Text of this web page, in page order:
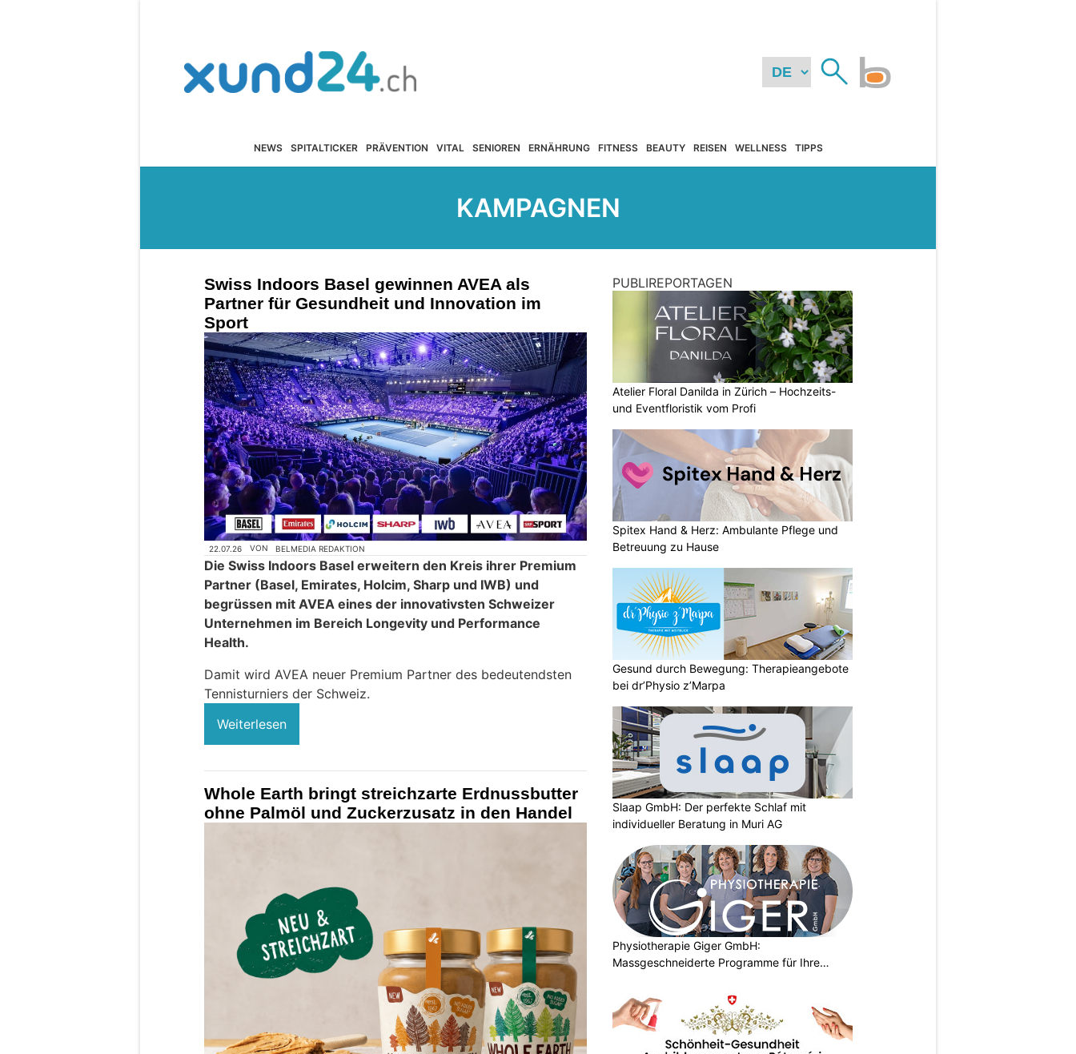
NEWS SPITALTICKER PRÄVENTION VITAL SENIOREN ERNÄHRUNG FITNESS BEAUTY REISEN WELLNESS TIPPS
KAMPAGNEN
Swiss Indoors Basel gewinnen AVEA als
Partner für Gesundheit und Innovation im
Sport
22.07.26 VON BELMEDIA REDAKTION
Die Swiss Indoors Basel erweitern den Kreis ihrer Premium
Partner (Basel, Emirates, Holcim, Sharp und IWB) und
begrüssen mit AVEA eines der innovativsten Schweizer
Unternehmen im Bereich Longevity und Performance
Health.
Damit wird AVEA neuer Premium Partner des bedeutendsten
Tennisturniers der Schweiz.
Weiterlesen
Whole Earth bringt streichzarte Erdnussbutter
ohne Palmöl und Zuckerzusatz in den Handel
PUBLIREPORTAGEN
Atelier Floral Danilda in Zürich – Hochzeits-
und Eventfloristik vom Profi
Spitex Hand & Herz: Ambulante Pflege und
Betreuung zu Hause
Gesund durch Bewegung: Therapieangebote
bei dr’Physio z’Marpa
Slaap GmbH: Der perfekte Schlaf mit
individueller Beratung in Muri AG
Physiotherapie Giger GmbH:
Massgeschneiderte Programme für Ihre